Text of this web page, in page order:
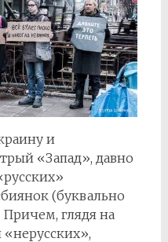
и
«Запад», давно
(буквально
Причем, глядя на